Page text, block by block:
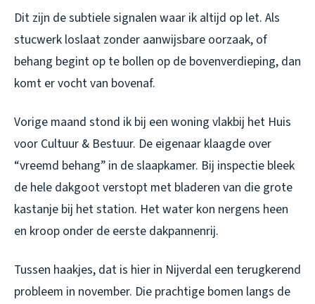
Dit zijn de subtiele signalen waar ik altijd op let. Als
stucwerk loslaat zonder aanwijsbare oorzaak, of
behang begint op te bollen op de bovenverdieping, dan
komt er vocht van bovenaf.
Vorige maand stond ik bij een woning vlakbij het Huis
voor Cultuur & Bestuur. De eigenaar klaagde over
“vreemd behang” in de slaapkamer. Bij inspectie bleek
de hele dakgoot verstopt met bladeren van die grote
kastanje bij het station. Het water kon nergens heen
en kroop onder de eerste dakpannenrij.
Tussen haakjes, dat is hier in Nijverdal een terugkerend
probleem in november. Die prachtige bomen langs de